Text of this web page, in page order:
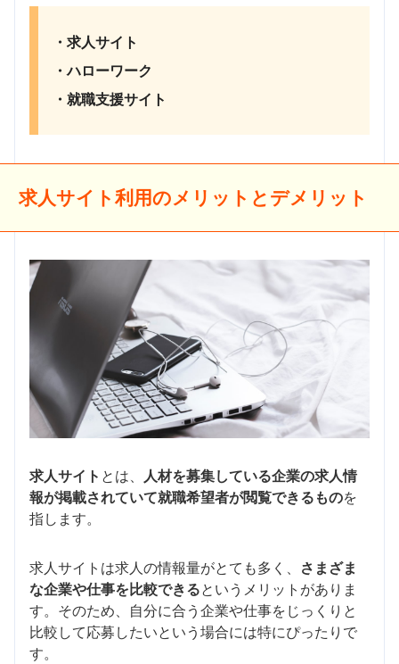
・求人サイト
・ハローワーク
・就職支援サイト
求人サイト利用のメリットとデメリット
求人サイト とは、
人材を募集している企業の求人情
報が掲載されていて就職希望者が閲覧できるものを
指します。
求人サイトは求人の情報量がとても多く、
さまざま
な企業や仕事を比較できるというメリットがありま
す。そのため、自分に合う企業や仕事をじっくりと
比較して応募したいという場合には特にぴったりで
す。